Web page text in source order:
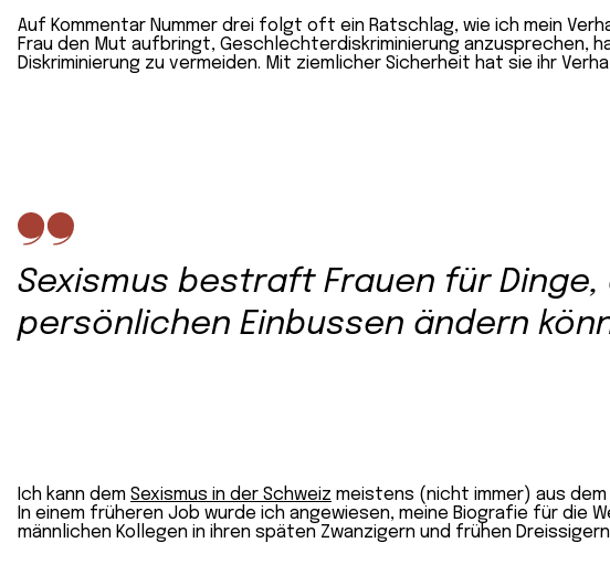
Auf Kommentar Nummer drei folgt oft ein Ratschlag, wie ich mein
Frau den Mut aufbringt, Geschlechterdiskriminierung anzusprechen,
Diskriminierung zu vermeiden. Mit ziemlicher Sicherheit hat sie ihr
Sexismus bestraft Frauen für
persönlichen Einbussen ändern
Ich kann dem Sexismus in der Schweiz meistens (nicht immer) aus dem
In einem früheren Job wurde ich angewiesen, meine Biografie für die
männlichen Kollegen in ihren späten Zwanzigern und frühen